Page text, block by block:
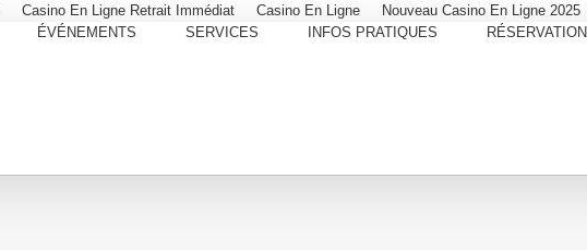
Casino En Ligne Retrait Immédiat Casino En Ligne Nouveau Casino En Ligne 2025
ÉVÉNEMENTS SERVICES INFOS PRATIQUES RÉSERVATION